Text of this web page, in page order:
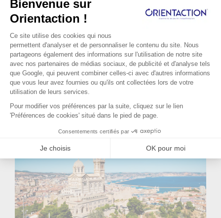
a du sens pour elle. Elle apprécie la
complexité des produits qu’elle
commercialise et la relation avec les
médecins. Malheureusement suite à une
réforme du système de santé son poste va
disparaître. Elle a environ un an pour
préparer sa reconversion. C’est dans ce
contexte qu’elle s’adresse à Orient'Action®.
Lire la suite...